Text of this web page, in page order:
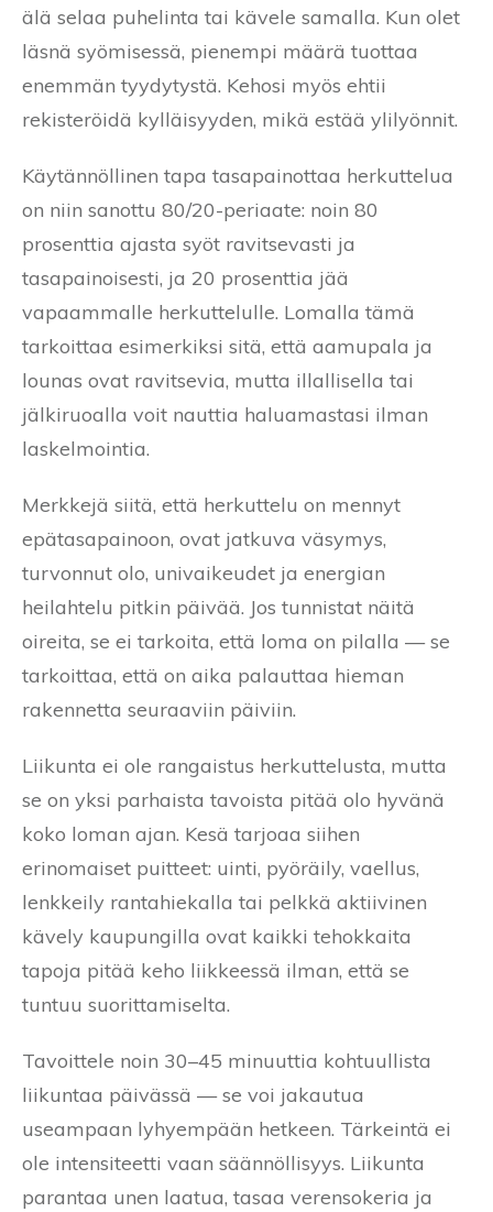
älä selaa puhelinta tai kävele samalla. Kun olet
läsnä syömisessä, pienempi määrä tuottaa
enemmän tyydytystä. Kehosi myös ehtii
rekisteröidä kylläisyyden, mikä estää ylilyönnit.
Käytännöllinen tapa tasapainottaa herkuttelua
on niin sanottu 80/20-periaate: noin 80
prosenttia ajasta syöt ravitsevasti ja
tasapainoisesti, ja 20 prosenttia jää
vapaammalle herkuttelulle. Lomalla tämä
tarkoittaa esimerkiksi sitä, että aamupala ja
lounas ovat ravitsevia, mutta illallisella tai
jälkiruoalla voit nauttia haluamastasi ilman
laskelmointia.
Merkkejä siitä, että herkuttelu on mennyt
epätasapainoon, ovat jatkuva väsymys,
turvonnut olo, univaikeudet ja energian
heilahtelu pitkin päivää. Jos tunnistat näitä
oireita, se ei tarkoita, että loma on pilalla — se
tarkoittaa, että on aika palauttaa hieman
rakennetta seuraaviin päiviin.
Liikunta ei ole rangaistus herkuttelusta, mutta
se on yksi parhaista tavoista pitää olo hyvänä
koko loman ajan. Kesä tarjoaa siihen
erinomaiset puitteet: uinti, pyöräily, vaellus,
lenkkeily rantahiekalla tai pelkkä aktiivinen
kävely kaupungilla ovat kaikki tehokkaita
tapoja pitää keho liikkeessä ilman, että se
tuntuu suorittamiselta.
Tavoittele noin 30–45 minuuttia kohtuullista
liikuntaa päivässä — se voi jakautua
useampaan lyhyempään hetkeen. Tärkeintä ei
ole intensiteetti vaan säännöllisyys. Liikunta
parantaa unen laatua, tasaa verensokeria ja